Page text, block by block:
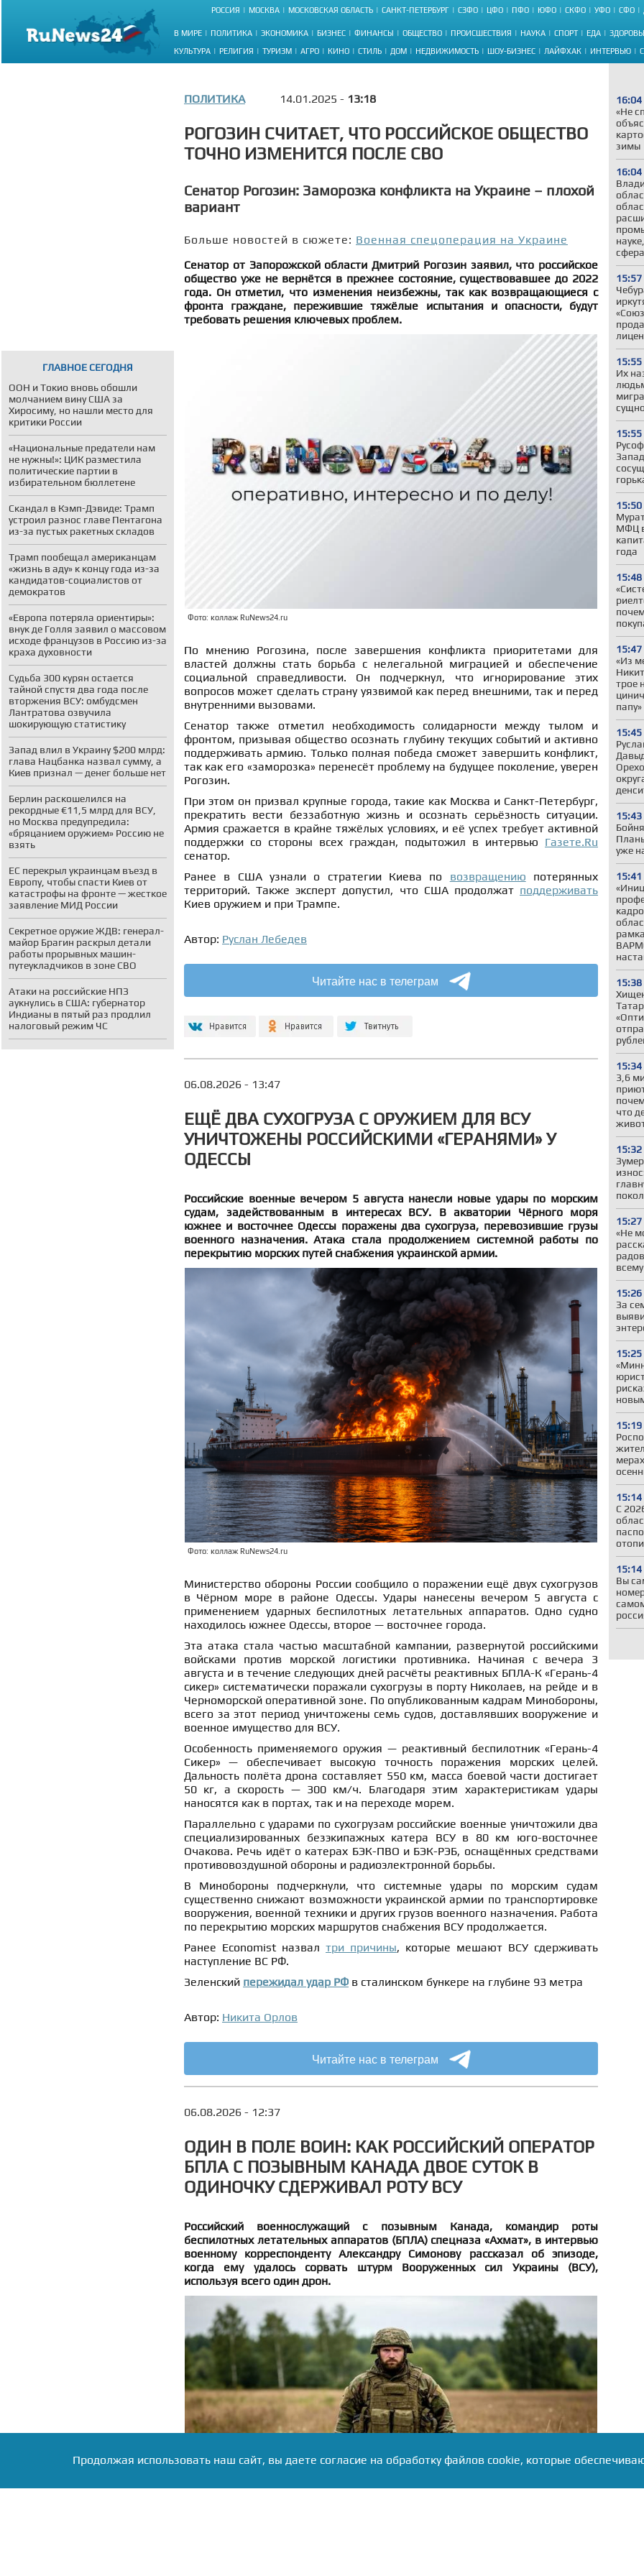
РОССИЯ МОСКВА МОСКОВСКАЯ ОБЛАСТЬ САНКТ-ПЕТЕРБУРГ СЗФО ЦФО ПФО ЮФО СКФО УФО СФО
В МИРЕ ПОЛИТИКА ЭКОНОМИКА БИЗНЕС ФИНАНСЫ ОБЩЕСТВО ПРОИСШЕСТВИЯ НАУКА СПОРТ ЕДА
КУЛЬТУРА РЕЛИГИЯ ТУРИЗМ АГРО КИНО СТИЛЬ ДОМ НЕДВИЖИМОСТЬ ШОУ-БИЗНЕС ЛАЙФХАК ИНТЕРВЬЮ
ГЛАВНОЕ СЕГОДНЯ
ООН и Токио вновь обошли
молчанием вину США за
Хиросиму, но нашли место для
критики России
«Национальные предатели нам
не нужны!»: ЦИК разместила
политические партии в
избирательном бюллетене
Скандал в Кэмп-Дэвиде: Трамп
устроил разнос главе Пентагона
из-за пустых ракетных складов
Трамп пообещал американцам
«жизнь в аду» к концу года из-за
кандидатов-социалистов от
демократов
«Европа потеряла ориентиры»:
внук де Голля заявил о массовом
исходе французов в Россию из-за
краха духовности
Судьба 300 курян остается
тайной спустя два года после
вторжения ВСУ: омбудсмен
Лантратова озвучила
шокирующую статистику
Запад влил в Украину $200 млрд:
глава Нацбанка назвал сумму, а
Киев признал — денег больше нет
Берлин раскошелился на
рекордные €11,5 млрд для ВСУ,
но Москва предупредила:
«бряцанием оружием» Россию не
взять
ЕС перекрыл украинцам въезд в
Европу, чтобы спасти Киев от
катастрофы на фронте — жесткое
заявление МИД России
Секретное оружие ЖДВ: генерал-
майор Брагин раскрыл детали
работы прорывных машин-
путеукладчиков в зоне СВО
Атаки на российские НПЗ
аукнулись в США: губернатор
Индианы в пятый раз продлил
налоговый режим ЧС
16:04
«Не
зимы
16:04
15:57
15:55
Их
15:55
15:50
МФЦ
года
15:48
15:47
«Из
трое
папу»
15:45
15:43
уже
15:41
15:38
15:34
3,6
что
15:32
15:27
«Не
15:26
За
15:25
15:19
15:14
С
15:14
Вы
ПОЛИТИКА 14.01.2025 - 13:18
РОГОЗИН СЧИТАЕТ, ЧТО РОССИЙСКОЕ ОБЩЕСТВО
ТОЧНО ИЗМЕНИТСЯ ПОСЛЕ СВО
Сенатор Рогозин: Заморозка конфликта на Украине – плохой
вариант
Больше новостей в сюжете: Военная спецоперация на Украине
Сенатор от Запорожской области Дмитрий Рогозин заявил, что российское
общество уже не вернётся в прежнее состояние, существовавшее до 2022
года. Он отметил, что изменения неизбежны, так как возвращающиеся с
фронта граждане, пережившие тяжёлые испытания и опасности, будут
требовать решения ключевых проблем.
Фото: коллаж RuNews24.ru
По мнению Рогозина, после завершения конфликта приоритетами для
властей должны стать борьба с нелегальной миграцией и обеспечение
социальной справедливости. Он подчеркнул, что игнорирование этих
вопросов может сделать страну уязвимой как перед внешними, так и перед
внутренними вызовами.
Сенатор также отметил необходимость солидарности между тылом и
фронтом, призывая общество осознать глубину текущих событий и активно
поддерживать армию. Только полная победа сможет завершить конфликт,
так как его «заморозка» перенесёт проблему на будущее поколение, уверен
Рогозин.
При этом он призвал крупные города, такие как Москва и Санкт-Петербург,
прекратить вести беззаботную жизнь и осознать серьёзность ситуации.
Армия сражается в крайне тяжёлых условиях, и её успех требует активной
поддержки со стороны всех граждан, подытожил в интервью Газете.Ru
сенатор.
Ранее в США узнали о стратегии Киева по возвращению потерянных
территорий. Также эксперт допустил, что США продолжат поддерживать
Киев оружием и при Трампе.
Автор: Руслан Лебедев
Читайте нас в телеграм
06.08.2026 - 13:47
ЕЩЁ ДВА СУХОГРУЗА С ОРУЖИЕМ ДЛЯ ВСУ
УНИЧТОЖЕНЫ РОССИЙСКИМИ «ГЕРАНЯМИ» У
ОДЕССЫ
Российские военные вечером 5 августа нанесли новые удары по морским
судам, задействованным в интересах ВСУ. В акватории Чёрного моря
южнее и восточнее Одессы поражены два сухогруза, перевозившие грузы
военного назначения. Атака стала продолжением системной работы по
перекрытию морских путей снабжения украинской армии.
Фото: коллаж RuNews24.ru
Министерство обороны России сообщило о поражении ещё двух сухогрузов
в Чёрном море в районе Одессы. Удары нанесены вечером 5 августа с
применением ударных беспилотных летательных аппаратов. Одно судно
находилось южнее Одессы, второе — восточнее города.
Эта атака стала частью масштабной кампании, развернутой российскими
войсками против морской логистики противника. Начиная с вечера 3
августа и в течение следующих дней расчёты реактивных БПЛА-К «Герань-4
сикер» систематически поражали сухогрузы в порту Николаев, на рейде и в
Черноморской оперативной зоне. По опубликованным кадрам Минобороны,
всего за этот период уничтожены семь судов, доставлявших вооружение и
военное имущество для ВСУ.
Особенность применяемого оружия — реактивный беспилотник «Герань-4
Сикер» — обеспечивает высокую точность поражения морских целей.
Дальность полёта дрона составляет 550 км, масса боевой части достигает
50 кг, а скорость — 300 км/ч. Благодаря этим характеристикам удары
наносятся как в портах, так и на переходе морем.
Параллельно с ударами по сухогрузам российские военные уничтожили два
специализированных безэкипажных катера ВСУ в 80 км юго-восточнее
Очакова. Речь идёт о катерах БЭК-ПВО и БЭК-РЭБ, оснащённых средствами
противовоздушной обороны и радиоэлектронной борьбы.
В Минобороны подчеркнули, что системные удары по морским судам
существенно снижают возможности украинской армии по транспортировке
вооружения, военной техники и других грузов военного назначения. Работа
по перекрытию морских маршрутов снабжения ВСУ продолжается.
Ранее Economist назвал три причины, которые мешают ВСУ сдерживать
наступление ВС РФ.
Зеленский пережидал удар РФ в сталинском бункере на глубине 93 метра
Автор: Никита Орлов
Читайте нас в телеграм
06.08.2026 - 12:37
ОДИН В ПОЛЕ ВОИН: КАК РОССИЙСКИЙ ОПЕРАТОР
БПЛА С ПОЗЫВНЫМ КАНАДА ДВОЕ СУТОК В
ОДИНОЧКУ СДЕРЖИВАЛ РОТУ ВСУ
Российский военнослужащий с позывным Канада, командир роты
беспилотных летательных аппаратов (БПЛА) спецназа «Ахмат», в интервью
военному корреспонденту Александру Симонову рассказал об эпизоде,
когда ему удалось сорвать штурм Вооруженных сил Украины (ВСУ),
используя всего один дрон.
Продолжая использовать наш сайт, вы даете согласие на обработку файлов cookie, которые